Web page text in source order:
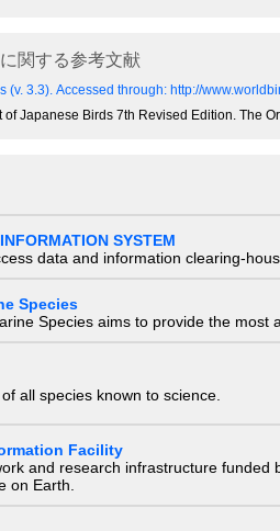
に関する参考文献
(v. 3.3). Accessed through: http://
Japanese Birds 7th Revised Edition. The
SYSTEM
data and information clearing-
Species
Species aims to provide the
all species known to science.
Facility
and research infrastructure
on Earth.